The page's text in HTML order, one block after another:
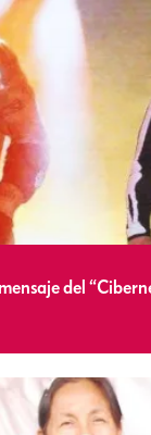
del